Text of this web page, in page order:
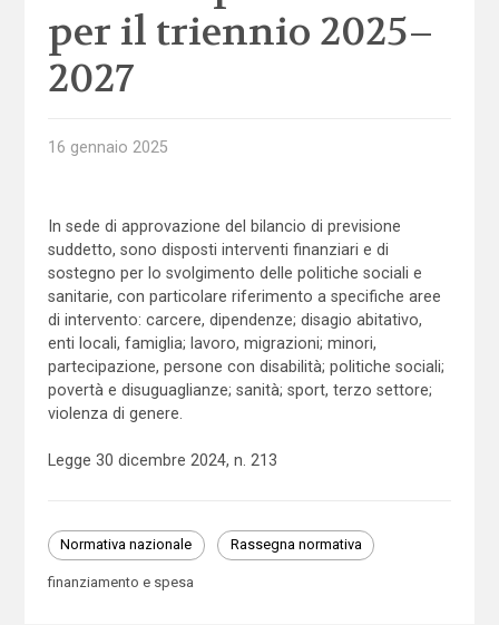
per il triennio 2025–
2027
16 gennaio 2025
In sede di approvazione del bilancio di previsione
suddetto, sono disposti interventi finanziari e di
sostegno per lo svolgimento delle politiche sociali e
sanitarie, con particolare riferimento a specifiche aree
di intervento: carcere, dipendenze; disagio abitativo,
enti locali, famiglia; lavoro, migrazioni; minori,
partecipazione, persone con disabilità; politiche sociali;
povertà e disuguaglianze; sanità; sport, terzo settore;
violenza di genere.
Legge 30 dicembre 2024, n. 213
Normativa nazionale Rassegna normativa
finanziamento e spesa